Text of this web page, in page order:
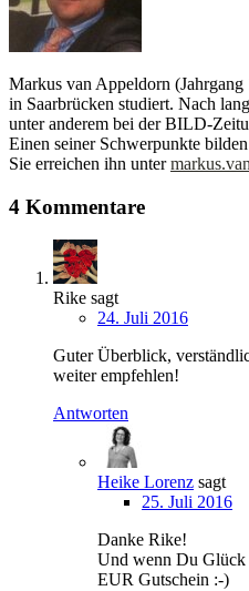
Markus van Appeldorn (Jahrgang
in Saarbrücken studiert. Nach
unter anderem bei der BILD-
Einen seiner Schwerpunkte
Sie erreichen ihn unter
4 Kommentare
Rike sagt
24. Juli 2016
Guter Überblick,
weiter empfehlen!
Antworten
Heike Lorenz sagt
25. Juli 2016
Danke Rike!
Und wenn Du Glück
EUR Gutschein :-)